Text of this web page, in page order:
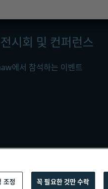
전시회 및 컨퍼런스
에서 참석하는 이벤트
조정 꼭 필요한 것만 수락